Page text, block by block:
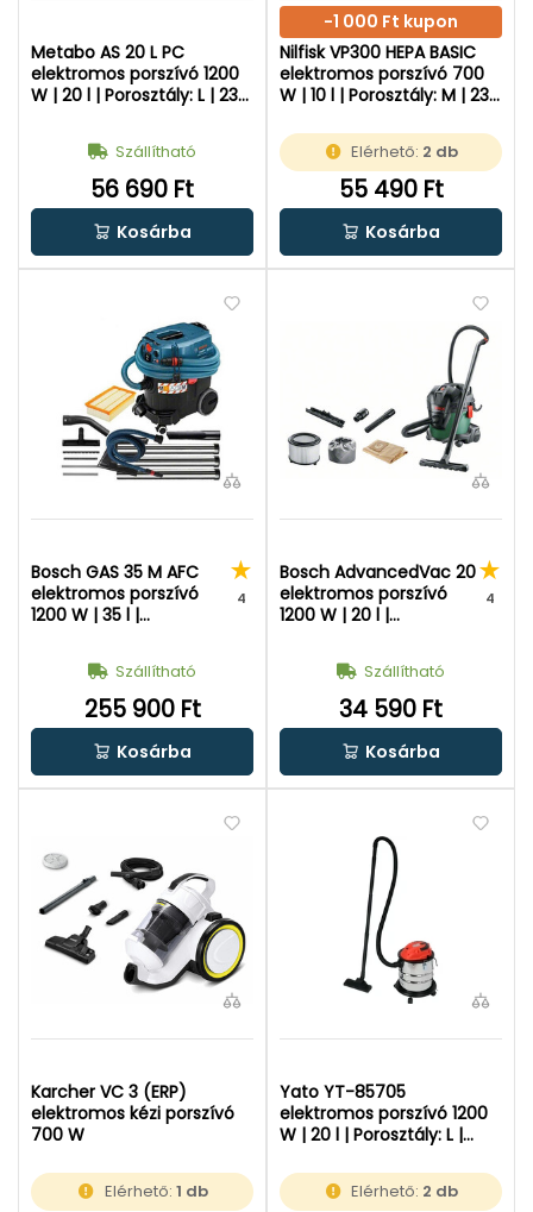
Metabo AS 20 L PC
elektromos porszívó 1200
W | 20 l | Porosztály: L | 230
Szállítható
56 690 Ft
Kosárba
-1 000 Ft kupon
Nilfisk VP300 HEPA BASIC
elektromos porszívó 700
W | 10 l | Porosztály: M | 230
Elérhető: 2 db
55 490 Ft
Kosárba
Bosch GAS 35 M AFC
elektromos porszívó
1200 W | 35 l |
4
Szállítható
255 900 Ft
Kosárba
Bosch AdvancedVac 20
elektromos porszívó
1200 W | 20 l |
4
Szállítható
34 590 Ft
Kosárba
Karcher VC 3 (ERP)
elektromos kézi porszívó
700 W
Elérhető: 1 db
Yato YT-85705
elektromos porszívó 1200
W | 20 l | Porosztály: L |
Elérhető: 2 db